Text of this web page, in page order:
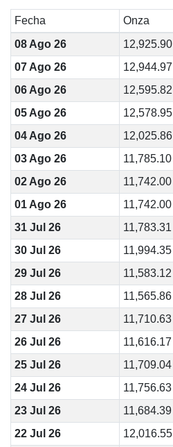
Fecha Onza
08 Ago 26
12,925.90
07 Ago 26
12,944.97
06 Ago 26
12,595.82
05 Ago 26
12,578.95
04 Ago 26
12,025.86
03 Ago 26
11,785.10
02 Ago 26
11,742.00
01 Ago 26
11,742.00
31 Jul 26
11,783.31
30 Jul 26
11,994.35
29 Jul 26
11,583.12
28 Jul 26
11,565.86
27 Jul 26
11,710.63
26 Jul 26
11,616.17
25 Jul 26
11,709.04
24 Jul 26
11,756.63
23 Jul 26
11,684.39
22 Jul 26
12,016.55